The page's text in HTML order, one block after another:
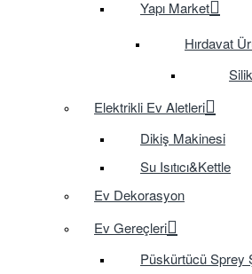
Yapı Market
Hırdavat
Elektrikli Ev Aletleri
Dikiş Makinesi
Su Isıtıcı&Kettle
Ev Dekorasyon
Ev Gereçleri
Püskürtücü Sprey